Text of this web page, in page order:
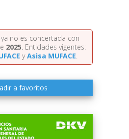
ya no es concertada con
2025. Entidades vigentes:
yAsisa MUFACE.